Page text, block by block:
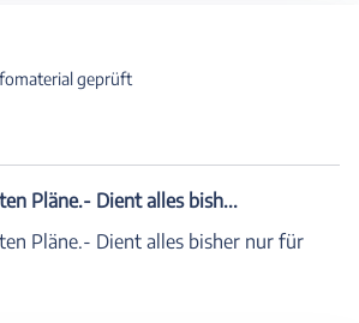
geprüft
Pläne.- Dient alles bish...
Pläne.- Dient alles bisher nur für